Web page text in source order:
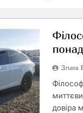
Злата
довіра